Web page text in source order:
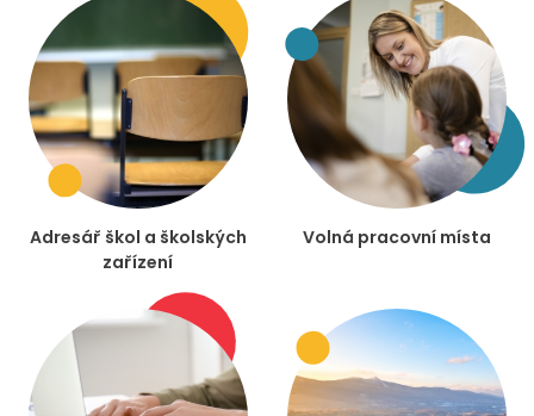
Adresář škol a školských
zařízení
Volná pracovní místa